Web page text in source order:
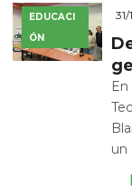
EDUCACI
ÓN
un